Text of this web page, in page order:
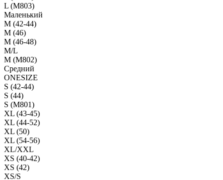
L (M803)
Маленький
М (42-44)
M (46)
M (46-48)
M/L
M (M802)
Средний
ONESIZE
S (42-44)
S (44)
S (M801)
XL (43-45)
XL (44-52)
XL (50)
XL (54-56)
XL/XXL
XS (40-42)
XS (42)
XS/S